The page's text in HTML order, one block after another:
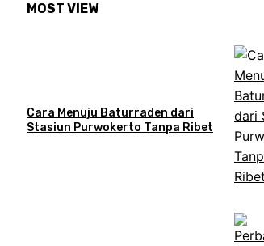
MOST VIEW
Cara Menuju Baturraden dari
Stasiun Purwokerto Tanpa Ribet